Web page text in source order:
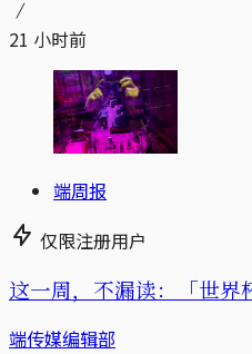
21 小时前
端周报
仅限注册用户
这一周，不漏读：「世界
端传媒编辑部